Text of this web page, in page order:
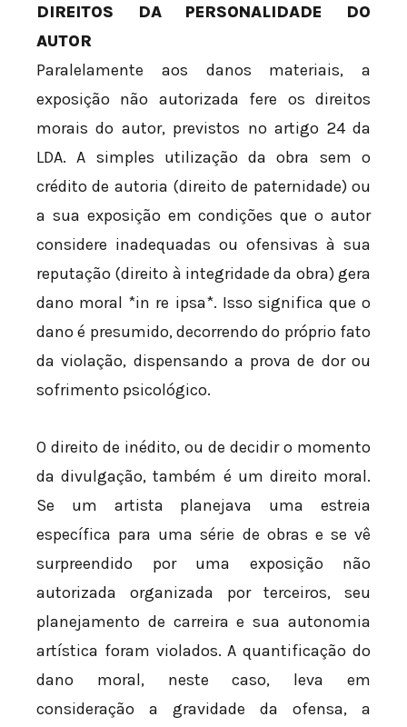
DIREITOS DA PERSONALIDADE DO
AUTOR
Paralelamente aos danos materiais, a
exposição não autorizada fere os direitos
morais do autor, previstos no artigo 24 da
LDA. A simples utilização da obra sem o
crédito de autoria (direito de paternidade) ou
a sua exposição em condições que o autor
considere inadequadas ou ofensivas à sua
reputação (direito à integridade da obra) gera
dano moral *in re ipsa*. Isso significa que o
dano é presumido, decorrendo do próprio fato
da violação, dispensando a prova de dor ou
sofrimento psicológico.
O direito de inédito, ou de decidir o momento
da divulgação, também é um direito moral.
Se um artista planejava uma estreia
específica para uma série de obras e se vê
surpreendido por uma exposição não
autorizada organizada por terceiros, seu
planejamento de carreira e sua autonomia
artística foram violados. A quantificação do
dano moral, neste caso, leva em
consideração a gravidade da ofensa, a